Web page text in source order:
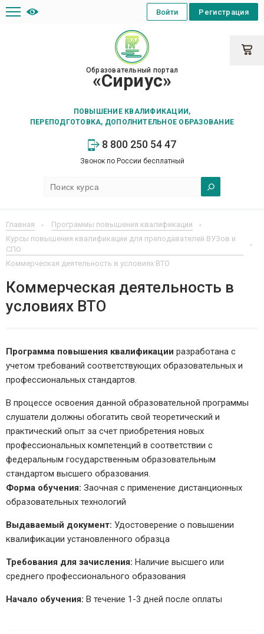
Образовательный портал
«Сириус»
ПОВЫШЕНИЕ КВАЛИФИКАЦИИ,
ПЕРЕПОДГОТОВКА, ДОПОЛНИТЕЛЬНОЕ ОБРАЗОВАНИЕ
8 800 250 54 47
Звонок по России бесплатный
Регистрация
Войти
Главная
Программы повышения квалификации
Курсы повышения квалификации для преподавателей ВУЗов и
СПО
Коммерческая деятельность в условиях ВТО
Коммерческая деятельность в
условиях ВТО
Программа повышения квалификации разработана с
учетом требований соответствующих образовательных и
профессиональных стандартов.
В процессе освоения данной образовательной программы
слушатели должны обогатить свой теоретический и
практический опыт за счет приобретения новых
профессиональных компетенций в соответствии с
федеральным государственным образовательным
стандартом высшего образования.
Форма обучения: Заочная с применение дистанционных
образовательных технологий
Выдаваемый документ: Удостоверение о повышении
квалификации установленного образца
Требования для зачисления: Наличие высшего или
среднего профессионального образования
Начало обучения: В течение 1-3 дней после оплаты